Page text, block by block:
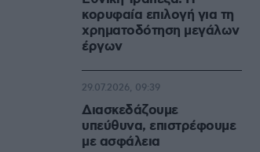
κορυφαία επιλογή για τη
χρηματοδότηση μεγάλων
έργων
Διασκεδάζουμε
υπεύθυνα, επιστρέφουμε
με ασφάλεια
29.07.2026, 09:39